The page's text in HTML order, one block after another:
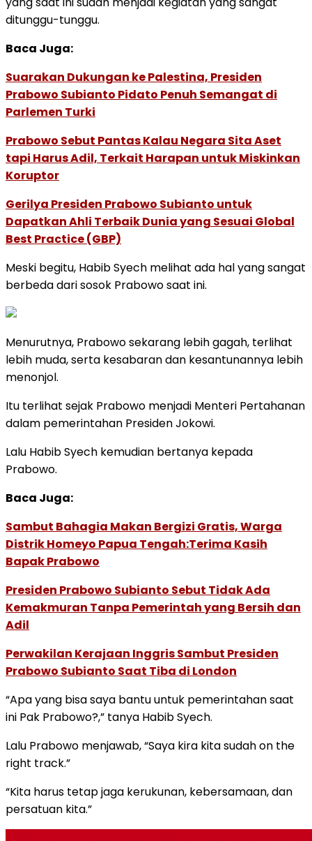
ditunggu-tunggu.
Baca Juga:
Suarakan Dukungan ke Palestina, Presiden
Prabowo Subianto Pidato Penuh Semangat di
Parlemen Turki
Prabowo Sebut Pantas Kalau Negara Sita Aset
tapi Harus Adil, Terkait Harapan untuk Miskinkan
Koruptor
Gerilya Presiden Prabowo Subianto untuk
Dapatkan Ahli Terbaik Dunia yang Sesuai Global
Best Practice (GBP)
Meski begitu, Habib Syech melihat ada hal yang sangat
berbeda dari sosok Prabowo saat ini.
Menurutnya, Prabowo sekarang lebih gagah, terlihat
lebih muda, serta kesabaran dan kesantunannya lebih
menonjol.
Itu terlihat sejak Prabowo menjadi Menteri Pertahanan
dalam pemerintahan Presiden Jokowi.
Lalu Habib Syech kemudian bertanya kepada
Prabowo.
Baca Juga:
Sambut Bahagia Makan Bergizi Gratis, Warga
Distrik Homeyo Papua Tengah:Terima Kasih
Bapak Prabowo
Presiden Prabowo Subianto Sebut Tidak Ada
Kemakmuran Tanpa Pemerintah yang Bersih dan
Adil
Perwakilan Kerajaan Inggris Sambut Presiden
Prabowo Subianto Saat Tiba di London
“Apa yang bisa saya bantu untuk pemerintahan saat
ini Pak Prabowo?,” tanya Habib Syech.
Lalu Prabowo menjawab, “Saya kira kita sudah on the
right track.”
“Kita harus tetap jaga kerukunan, kebersamaan, dan
persatuan kita.”